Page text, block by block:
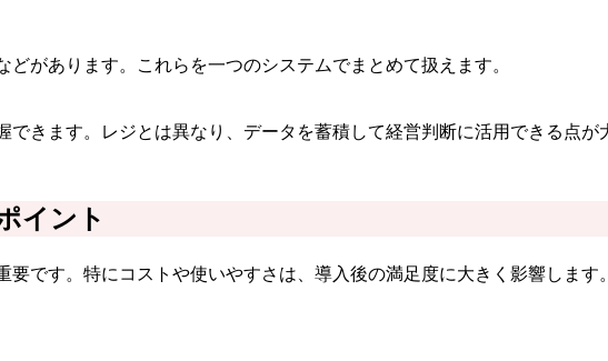
があります。これらを一つのシステムでまとめて扱えます。
きます。レジとは異なり、データを蓄積して経営判断に活用できる点が
イント
です。特にコストや使いやすさは、導入後の満足度に大きく影響します。